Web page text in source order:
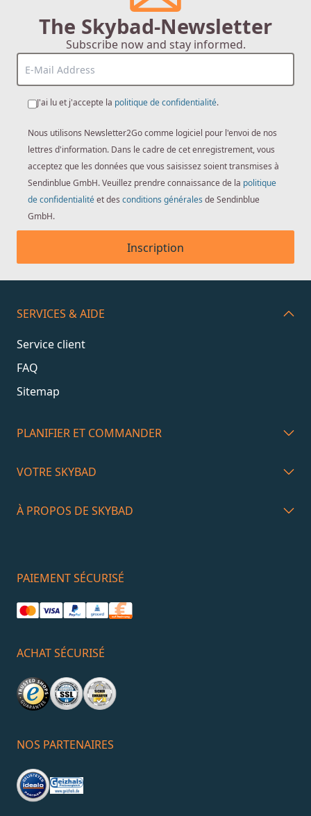
The Skybad-Newsletter
Subscribe now and stay informed.
J'ai lu et j'accepte la politique de confidentialité.
Nous utilisons Newsletter2Go comme logiciel pour l'envoi de nos
lettres d'information. Dans le cadre de cet enregistrement, vous
acceptez que les données que vous saisissez soient transmises à
Sendinblue GmbH. Veuillez prendre connaissance de la politique
de confidentialitéet des conditions générales de Sendinblue
GmbH.
Inscription
SERVICES & AIDE
Service client
FAQ
Sitemap
PLANIFIER ET COMMANDER
VOTRE SKYBAD
À PROPOS DE SKYBAD
PAIEMENT SÉCURISÉ
ACHAT SÉCURISÉ
NOS PARTENAIRES